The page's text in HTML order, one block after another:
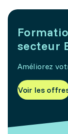
secteur
Améliorez
Voir les